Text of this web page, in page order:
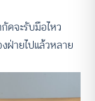
ดจะรับมือไหว
ฝ่ายไปแล้วหลาย